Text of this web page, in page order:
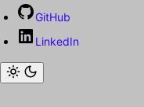
GitHub
LinkedIn